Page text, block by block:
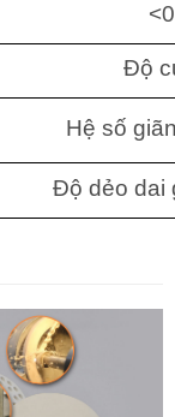
Độ
Hệ số
Độ dẻo dai